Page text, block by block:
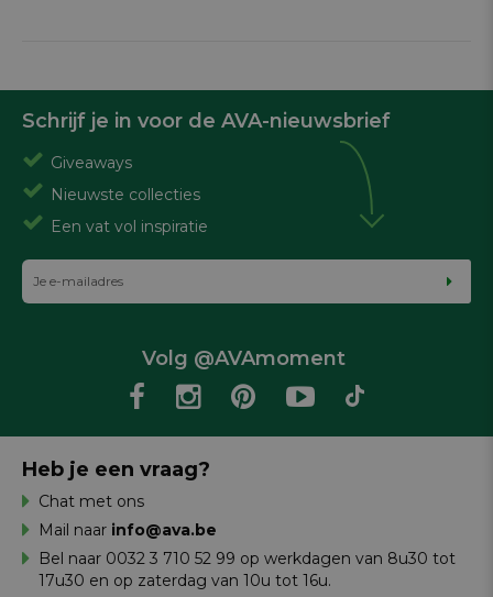
Schrijf je in voor de AVA-nieuwsbrief
Giveaways
Nieuwste collecties
Een vat vol inspiratie
Volg @AVAmoment
Heb je een vraag?
Chat met ons
Mail naar info@ava.be
Bel naar 0032 3 710 52 99 op werkdagen van 8u30 tot
17u30 en op zaterdag van 10u tot 16u.